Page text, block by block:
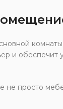
и обеспечит
просто